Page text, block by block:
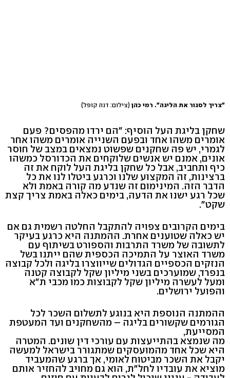
"צריך לסגור את הליגה". רמי כהן (צילום: דנה קופל)
שחקן בליגת העל הוסיף: "הם ירדו מהפסים? פעם
אומרים משהו אחד ובפעם השנייה אומרים משהו אחר
לגמרי, יש פה שחקנים שפשוט נמצאים במצב של חוסר
אונים, אמנם יש אנשים שלוקחים את הכדורסל כמשהו
כיף ותחביב, אבל כל שחקן בליגת העל לוקח את זה
ברצינות, זה המקצוע שלנו וכרגע ביטלו לנו את כל
הדבר הזה. המינימום זה שנדע מה קורה באמת ולא
שכל רגע ישנו את הדעה, בימים כאלה באמת צריך קצת
שקט".
בימים הקרובים צפויה להתקבל החלטה רשמית גם אם
יש כאלה שטוענים אחרת. ההמתנה היא כרגע בעיקר
לתשובה של משרד התרבות והספורט בשיתוף עם
משרד האוצר על התמיכה הכספית שהם ייתנו בשל
הנזקים הכספיים הגדולים שייווצרו בליגה ולכל קבוצה
בנפרד, שמוערכים בשני מיליון שקל לקבוצה קטנה
ומעל לעשרה מיליון שקל לקבוצות כמו מכבי ת"א
והפועל ירושלים.
ההמתנה הנוספת היא בנוגע לתשלום השכר לכל
הגורמים שקשורים בליגה – מהשחקנים ועד המעטפת
המסייעת,
מה שנמצא בהתייעצות עם עורכי דין שונים. המטרה
היא שכל אחד מהמועסקים שמתגורר בישראל למעשה
יקבל את השכר מביטוח לאומי, אך ברגע שהמעביד
מוציא את עובדיו לחל"ת, הוא גם מחויב להחזיר אותם